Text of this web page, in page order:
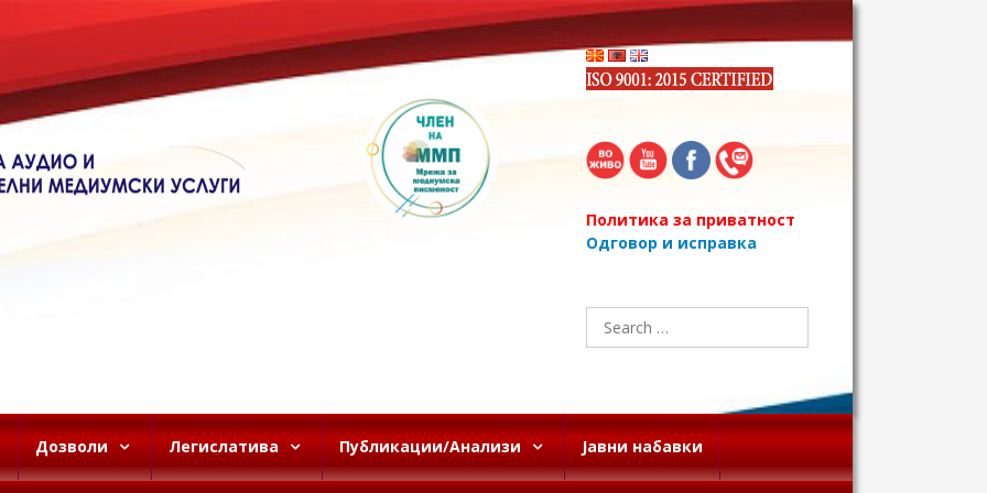
Политика за приватност
Одговор и исправка
Search
for:
Дозволи Легислатива Публикации/Анализи Јавни набавки